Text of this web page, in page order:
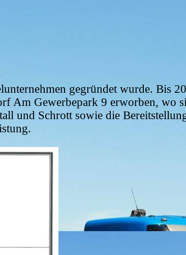
gegründet wurde. Bis
Am Gewerbepark 9 erworben, wo
und Schrott sowie die